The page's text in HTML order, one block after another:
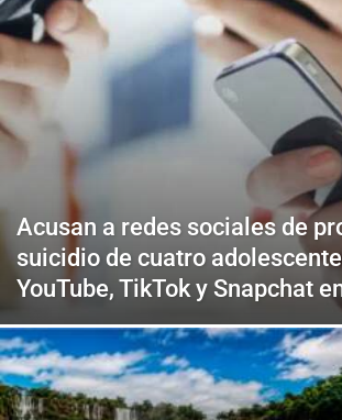
Acusan a redes sociales de
suicidio de cuatro
YouTube, TikTok y Snapchat